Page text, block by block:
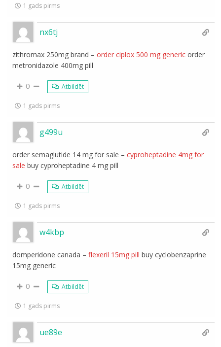
1 gads pirms
nx6tj
zithromax 250mg brand –order ciplox 500 mg generic order
metronidazole 400mg pill
0 Atbildēt
1 gads pirms
g499u
order semaglutide 14 mg for sale –cyproheptadine 4mg for
sale buy cyproheptadine 4 mg pill
0 Atbildēt
1 gads pirms
w4kbp
domperidone canada –flexeril 15mg pill buy cyclobenzaprine
15mg generic
0 Atbildēt
1 gads pirms
ue89e